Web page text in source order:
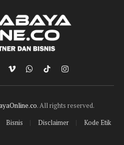
VimeoWhatsApp
TikTokInstagram
. All rights reserved.
Bisnis Disclaimer Kode Etik